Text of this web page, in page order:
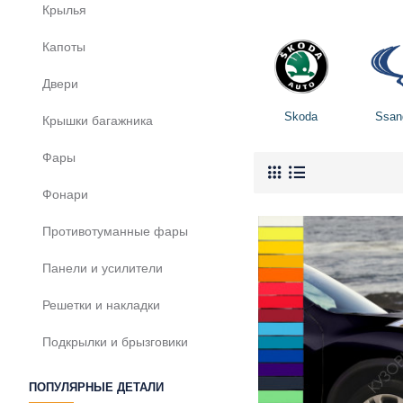
Крылья
Капоты
Двери
Крышки багажника
Фары
Фонари
Противотуманные фары
Панели и усилители
Решетки и накладки
Подкрылки и брызговики
ПОПУЛЯРНЫЕ ДЕТАЛИ
Skoda